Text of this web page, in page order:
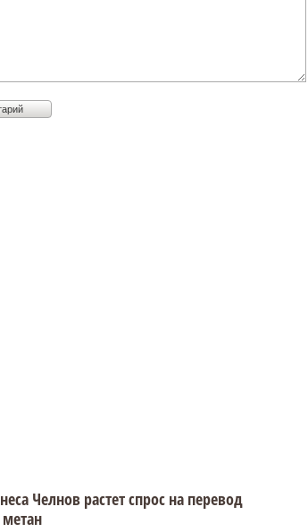
Челнов растет спрос на перевод